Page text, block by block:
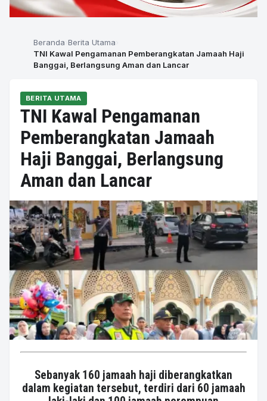
Beranda Berita Utama
TNI Kawal Pengamanan Pemberangkatan Jamaah Haji
Banggai, Berlangsung Aman dan Lancar
BERITA UTAMA
TNI Kawal Pengamanan
Pemberangkatan Jamaah
Haji Banggai, Berlangsung
Aman dan Lancar
Sebanyak 160 jamaah haji diberangkatkan
dalam kegiatan tersebut, terdiri dari 60 jamaah